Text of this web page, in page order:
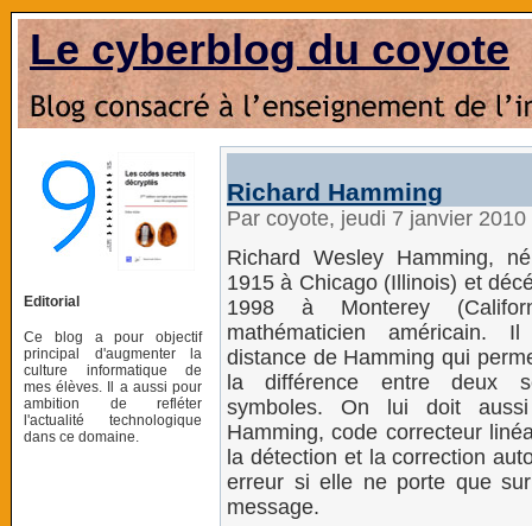
Le cyberblog du coyote
Editorial
Ce blog a pour objectif
principal d'augmenter la
culture informatique de
mes élèves. Il a aussi pour
ambition de refléter
l'actualité technologique
dans ce domaine.
Richard Hamming
Par coyote, jeudi 7 janvier
Richard Wesley Hamming,
1915 à Chicago (Illinois) et
1998 à Monterey
mathématicien
distance de Hamming qui
la différence entre deux
symboles. On lui doit
Hamming, code correcteur
la détection et la correction
erreur si elle ne porte que
message.